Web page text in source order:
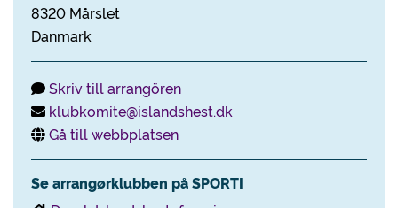
8320 Mårslet
Danmark
Skriv till arrangören
klubkomite@islandshest.dk
Gå till webbplatsen
Se arrangørklubben på SPORTI